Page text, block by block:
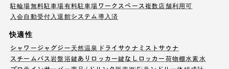
駐輪場無料駐車場有料駐車場ワークスペース複数店舗利用可
入会自動受付 入退館システム導入済
快適性
シャワージャグジー天然温泉 ドライサウナ ミストサウナ
スチームバス岩盤浴鍵ありロッカー鍵なしロッカー荷物棚水素水